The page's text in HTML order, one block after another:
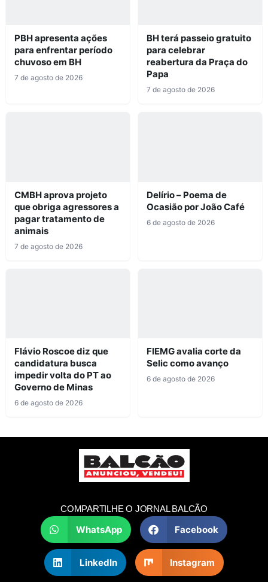
PBH apresenta ações
para enfrentar período
chuvoso em BH
7 de agosto de 2026
BH terá passeio gratuito
para celebrar
reabertura da Praça do
Papa
7 de agosto de 2026
CMBH aprova projeto
que obriga agressores a
pagar tratamento de
animais
7 de agosto de 2026
Delírio – Poema de
Ocasião por João Café
6 de agosto de 2026
Flávio Roscoe diz que
candidatura busca
impedir volta do PT ao
Governo de Minas
6 de agosto de 2026
FIEMG avalia corte da
Selic como avanço
6 de agosto de 2026
COMPARTILHE O JORNAL BALCÃO
WhatsApp Facebook
LinkedIn Instagram